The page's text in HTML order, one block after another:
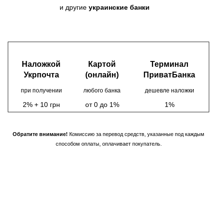
и другие украинские банки
Наложкой
Укрпочта
Картой
(онлайн)
Терминал
ПриватБанка
при получении любого банка дешевле наложки
2% + 10 грн от 0 до 1% 1%
Обратите внимание! Комиссию за перевод средств, указанные под каждым
способом оплаты, оплачивает покупатель.